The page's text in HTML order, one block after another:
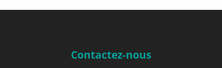
Contactez-nous